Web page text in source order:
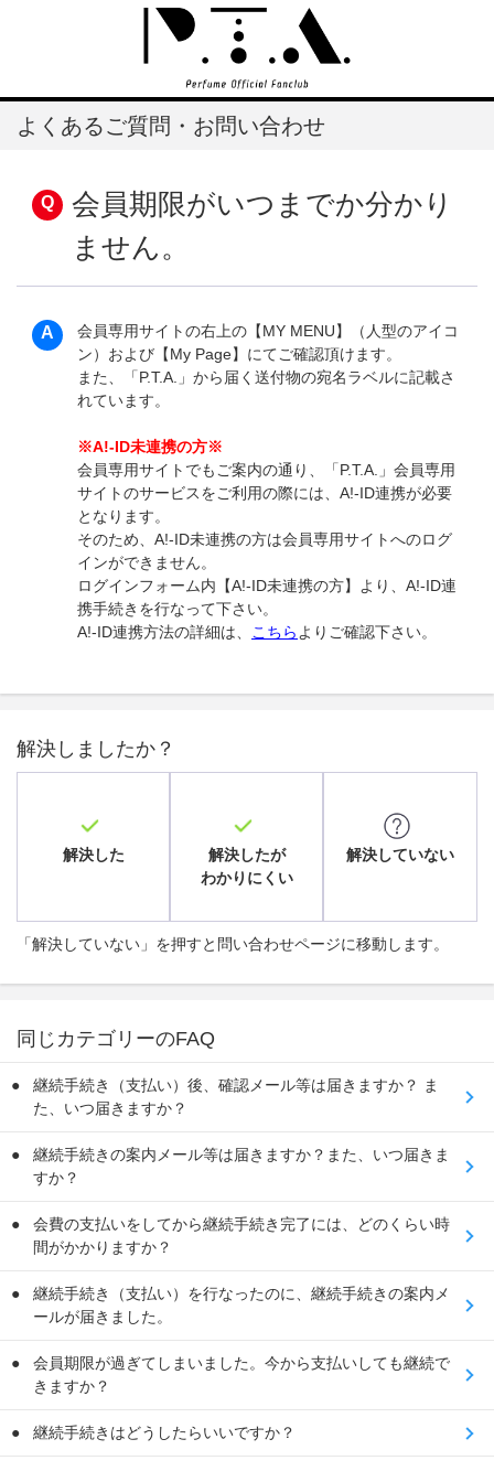
よくあるご質問・お問い合わせ
会員期限がいつまでか分かり
ません。
会員専用サイトの右上の【MY MENU】（人型のアイコ
ン）および【My Page】にてご確認頂けます。
また、「P.T.A.」から届く送付物の宛名ラベルに記載さ
れています。
※A!-ID未連携の方※
会員専用サイトでもご案内の通り、「P.T.A.」会員専用
サイトのサービスをご利用の際には、A!-ID連携が必要
となります。
そのため、A!-ID未連携の方は会員専用サイトへのログ
インができません。
ログインフォーム内【A!-ID未連携の方】より、A!-ID連
携手続きを行なって下さい。
A!-ID連携方法の詳細は、 こちらよりご確認下さい。
解決しましたか？
解決した
解決したが
わかりにくい
解決していない
「解決していない」を押すと問い合わせページに移動します。
同じカテゴリーのFAQ
継続手続き（支払い）後、確認メール等は届きますか？ ま
た、いつ届きますか？
継続手続きの案内メール等は届きますか？また、いつ届きま
すか？
会費の支払いをしてから継続手続き完了には、どのくらい時
間がかかりますか？
継続手続き（支払い）を行なったのに、継続手続きの案内メ
ールが届きました。
会員期限が過ぎてしまいました。今から支払いしても継続で
きますか？
継続手続きはどうしたらいいですか？